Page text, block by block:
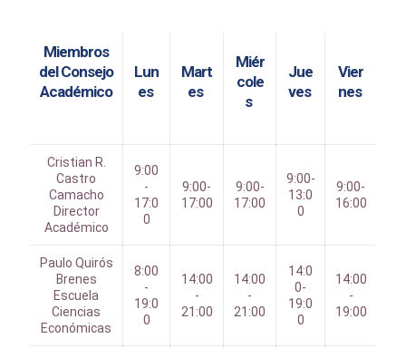
Miembros
del Consejo
Académico
Lun
es
Mart
es
Miér
cole
s
Jue
ves
Vier
nes
Cristian R.
Castro
Camacho
Director
Académico
9:00
-
17:0
0
9:00-
17:00
9:00-
17:00
9:00-
13:0
0
9:00-
16:00
Paulo Quirós
Brenes
Escuela
Ciencias
Económicas
8:00
-
19:0
0
14:00
-
21:00
14:00
-
21:00
14:0
0-
19:0
0
14:00
-
19:00